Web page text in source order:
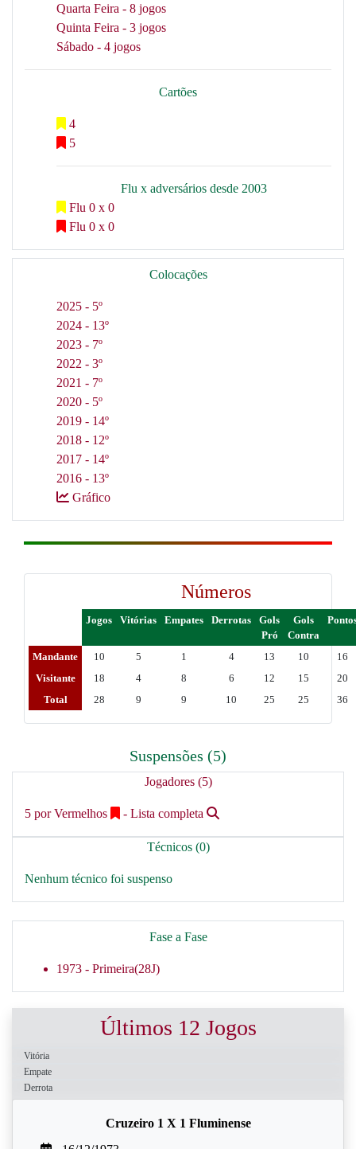
Quarta Feira - 8 jogos
Quinta Feira - 3 jogos
Sábado - 4 jogos
Cartões
4
5
Flu x adversários desde 2003
Flu 0 x 0
Flu 0 x 0
Colocações
2025 - 5º
2024 - 13º
2023 - 7º
2022 - 3º
2021 - 7º
2020 - 5º
2019 - 14º
2018 - 12º
2017 - 14º
2016 - 13º
Gráfico
Números
Jogos Vitórias Empates Derrotas
Gols
Pró
Gols
Contra
Mandante 10 5 1 4 13 10
16
Visitante
18 4 8 6 12 15
20
Total
28 9 9 10 25 25 36
Suspensões (5)
Jogadores (5)
5 por Vermelhos - Lista completa
Técnicos (0)
Nenhum técnico foi suspenso
Fase a Fase
1973 - Primeira(28J)
Últimos 12 Jogos
Vitória
Empate
Derrota
Cruzeiro 1 X 1 Fluminense